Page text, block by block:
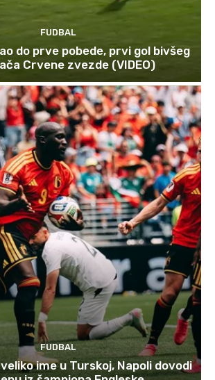
FUDBAL
do prve pobede, prvi gol bivšeg
Crvene zvezde (VIDEO)
FUDBAL
ime u Turskoj, Napoli dovodi